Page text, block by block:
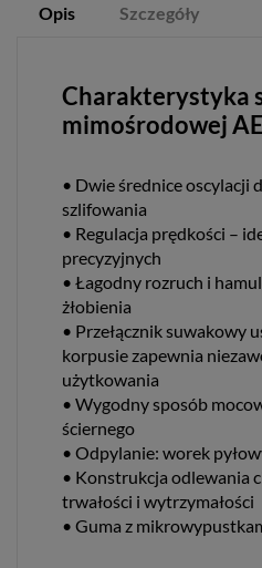
Opis Szczegóły
Charakterystyka
mimośrodowej
• Dwie średnice oscylacji
szlifowania
• Regulacja prędkości –
precyzyjnych
• Łagodny rozruch i
żłobienia
• Przełącznik suwakowy
korpusie zapewnia
użytkowania
• Wygodny sposób
ściernego
• Odpylanie: worek
• Konstrukcja odlewania
trwałości i wytrzymałości
• Guma z